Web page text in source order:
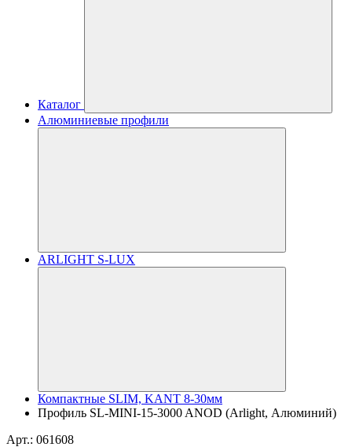
Каталог
Алюминиевые профили
ARLIGHT S-LUX
Компактные SLIM, KANT 8-30мм
Профиль SL-MINI-15-3000 ANOD (Arlight, Алюминий)
Арт.: 061608